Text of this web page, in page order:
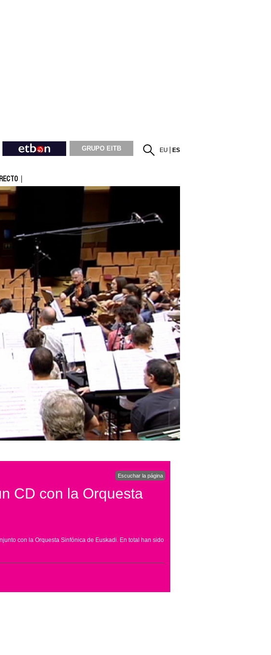
GRUPO EITB EU ES
Escuchar la página
CD con la Orquesta
con la Orquesta Sinfónica de Euskadi. En total han sido